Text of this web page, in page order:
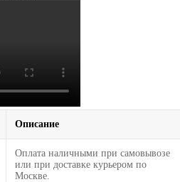
Описание
Оплата наличными при самовывозе
или при доставке курьером по
Москве.